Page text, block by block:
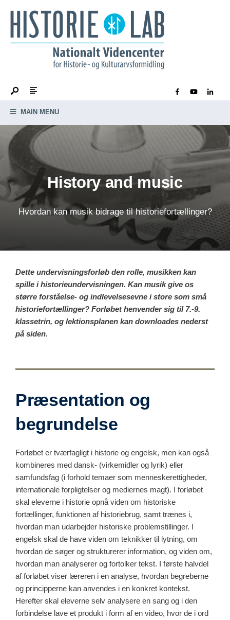
MAIN MENU
History and music
Hvordan kan musik bidrage til historiefortællinger?
Dette undervisningsforløb den rolle, musikken kan
spille i historieundervisningen. Kan musik give os
større forståelse- og indlevelsesevne i store som små
historiefortællinger? Forløbet henvender sig til 7.-9.
klassetrin, og lektionsplanen kan downloades nederst
på siden.
Præsentation og
begrundelse
Forløbet er tværfagligt i historie og engelsk, men kan også
kombineres med dansk- (virkemidler og lyrik) eller
samfundsfag (i forhold temaer som menneskerettigheder,
internationale forpligtelser og mediernes magt). I forløbet
skal eleverne i historie opnå viden om historiske
fortællinger, funktionen af historiebrug, samt trænes i,
hvordan man udarbejder historiske problemstillinger. I
engelsk skal de have viden om teknikker til lytning, om
hvordan de søger og strukturerer information, og viden om,
hvordan man analyserer og fortolker tekst. I første halvdel
af forløbet viser læreren i en analyse, hvordan begreberne
og principperne kan anvendes i en konkret kontekst.
Herefter skal eleverne selv analysere en sang og i den
forbindelse lave et produkt i form af en video, hvor de i ord